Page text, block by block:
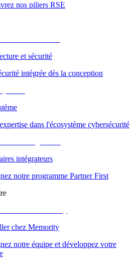
nos piliers RSE
et sécurité
intégrée dès la conception
dans l'écosystème cybersécurité
intégrateurs
notre programme Partner First
chez Memority
notre équipe et développez votre